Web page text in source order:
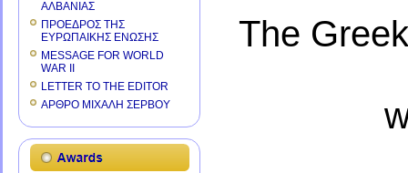
ΑΛΒΑΝΙΑΣ
ΠΡΟΕΔΡΟΣ ΤΗΣ
ΕΥΡΩΠΑΙΚΗΣ ΕΝΩΣΗΣ
MESSAGE FOR WORLD
WAR II
LETTER TO THE EDITOR
ΑΡΘΡΟ ΜΙΧΑΛΗ ΣΕΡΒΟΥ
The